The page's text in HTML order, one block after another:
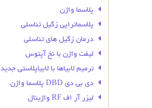
پلاسما واژن
پلاسماتراپی زگیل تناسلی
درمان زگیل‌ های تناسلی
لیفت واژن با نخ آپتوس
ترمیم لابیاها با لابیاپلاستی جدید
دی بی دی DBD پلاسما واژن
لیزر آر اف RF واژینال